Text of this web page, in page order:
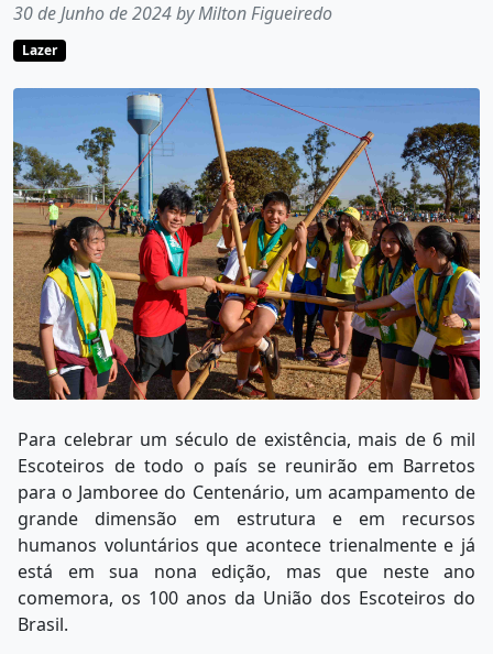
30 de Junho de 2024 by Milton Figueiredo
Lazer
Para celebrar um século de existência, mais de 6 mil
Escoteiros de todo o país se reunirão em Barretos
para o Jamboree do Centenário, um acampamento de
grande dimensão em estrutura e em recursos
humanos voluntários que acontece trienalmente e já
está em sua nona edição, mas que neste ano
comemora, os 100 anos da União dos Escoteiros do
Brasil.